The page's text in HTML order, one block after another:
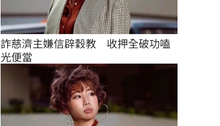
詐慈濟主嫌信辟穀教　收押全破功嗑
光便當